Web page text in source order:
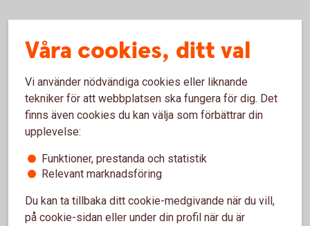
Om dina kunder inte betalar i tid
Inkasso
Tjänsten Inkasso innebär att banken agerar ombud
för ditt företag i inkassoärenden. På så sätt kan du
undvika kreditförluster utan att störa kundrelationen.
Våra cookies, ditt val
Vi använder nödvändiga cookies eller liknande
tekniker för att webbplatsen ska fungera för dig. Det
finns även cookies du kan välja som förbättrar din
upplevelse:
Funktioner, prestanda och statistik
Relevant marknadsföring
Du kan ta tillbaka ditt cookie-medgivande när du vill,
på cookie-sidan eller under din profil när du är